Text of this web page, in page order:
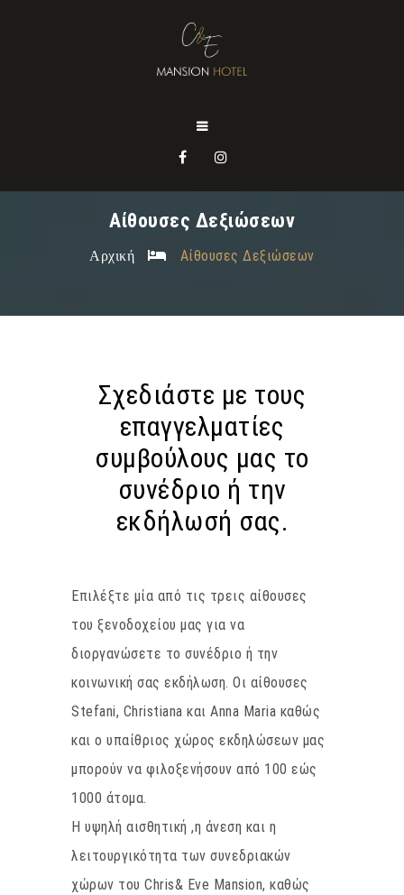
Αίθουσες Δεξιώσεων
Αρχική Αίθουσες Δεξιώσεων
Σχεδιάστε με τους
επαγγελματίες
συμβούλους μας το
συνέδριο ή την
εκδήλωσή σας.
Επιλέξτε μία από τις τρεις αίθουσες
του ξενοδοχείου μας για να
διοργανώσετε το συνέδριο ή την
κοινωνική σας εκδήλωση. Οι αίθουσες
Stefani, Christiana και Anna Maria καθώς
και ο υπαίθριος χώρος εκδηλώσεων μας
μπορούν να φιλοξενήσουν από 100 εώς
1000 άτομα.
Η υψηλή αισθητική ,η άνεση και η
λειτουργικότητα των συνεδριακών
χώρων του Chris& Eve Mansion, καθώς